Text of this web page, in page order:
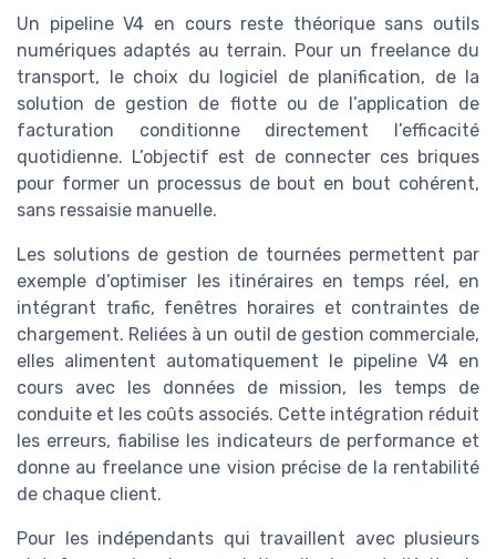
Un pipeline V4 en cours reste théorique sans outils
numériques adaptés au terrain. Pour un freelance du
transport, le choix du logiciel de planification, de la
solution de gestion de flotte ou de l’application de
facturation conditionne directement l’efficacité
quotidienne. L’objectif est de connecter ces briques
pour former un processus de bout en bout cohérent,
sans ressaisie manuelle.
Les solutions de gestion de tournées permettent par
exemple d’optimiser les itinéraires en temps réel, en
intégrant trafic, fenêtres horaires et contraintes de
chargement. Reliées à un outil de gestion commerciale,
elles alimentent automatiquement le pipeline V4 en
cours avec les données de mission, les temps de
conduite et les coûts associés. Cette intégration réduit
les erreurs, fiabilise les indicateurs de performance et
donne au freelance une vision précise de la rentabilité
de chaque client.
Pour les indépendants qui travaillent avec plusieurs